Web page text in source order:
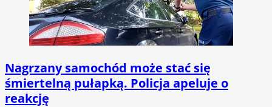
Nagrzany samochód może stać się
śmiertelną pułapką. Policja apeluje o
reakcję